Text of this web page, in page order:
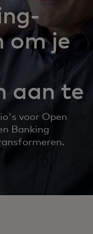
om je
aan te
voor Open
Banking